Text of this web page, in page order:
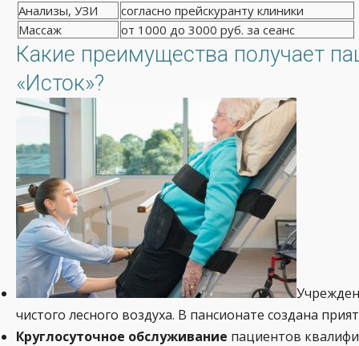
Анализы, УЗИ
согласно прейскуранту клиники
Массаж
от 1000 до 3000 руб. за сеанс
Какие преимущества получает
«Исток»?
чистого лесного воздуха. В пансионате создана
Круглосуточное обслуживание пациентов